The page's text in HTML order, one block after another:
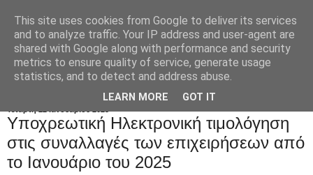
Yποχρεωτική Hλεκτρονική τιμολόγηση
στις συναλλαγές των επιχειρήσεων από
το Ιανουάριο του 2025
This site uses cookies from Google to deliver its services
and to analyze traffic. Your IP address and user-agent are
shared with Google along with performance and security
metrics to ensure quality of service, generate usage
statistics, and to detect and address abuse.
LEARN MORE GOT IT